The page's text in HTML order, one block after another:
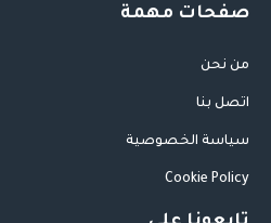
صفحات مهمة
من نحن
اتصل بنا
سياسة الخصوصية
Cookie Policy